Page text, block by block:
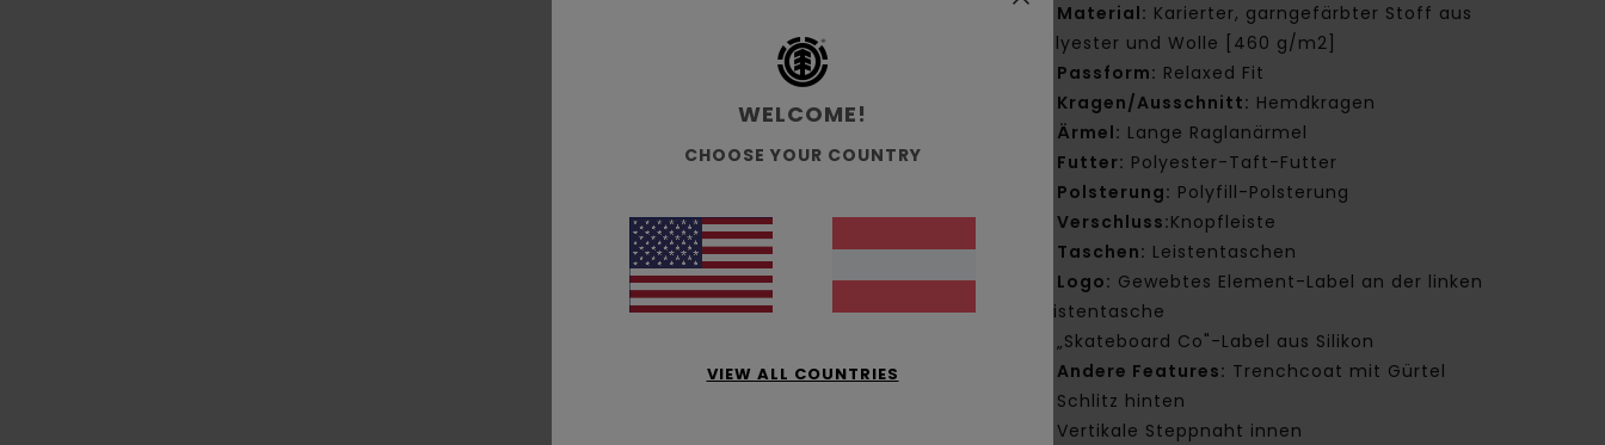
Material: Karierter, garngefärbter Stoff aus
Polyester und Wolle [460 g/m2]
Passform: Relaxed Fit
Kragen/Ausschnitt: Hemdkragen
Ärmel: Lange Raglanärmel
Futter: Polyester-Taft-Futter
Polsterung: Polyfill-Polsterung
Verschluss:Knopfleiste
Taschen: Leistentaschen
Logo: Gewebtes Element-Label an der linken
Leistentasche
„Skateboard Co"-Label aus Silikon
Andere Features: Trenchcoat mit Gürtel
Schlitz hinten
Vertikale Steppnaht innen
WELCOME!
CHOOSE YOUR COUNTRY
VIEW ALL COUNTRIES